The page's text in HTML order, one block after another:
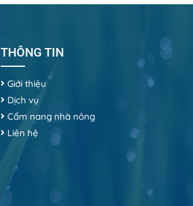
THÔNG TIN
Giới thiệu
Dịch vụ
Cẩm nang nhà nông
Liên hệ